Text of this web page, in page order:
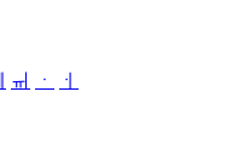
ㆌ ㆍ
ㆎ